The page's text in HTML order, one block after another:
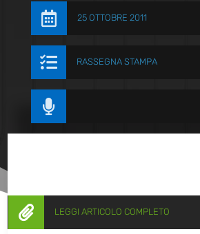
 25 OTTOBRE 2011
 RASSEGNA STAMPA

 LEGGI ARTICOLO COMPLETO